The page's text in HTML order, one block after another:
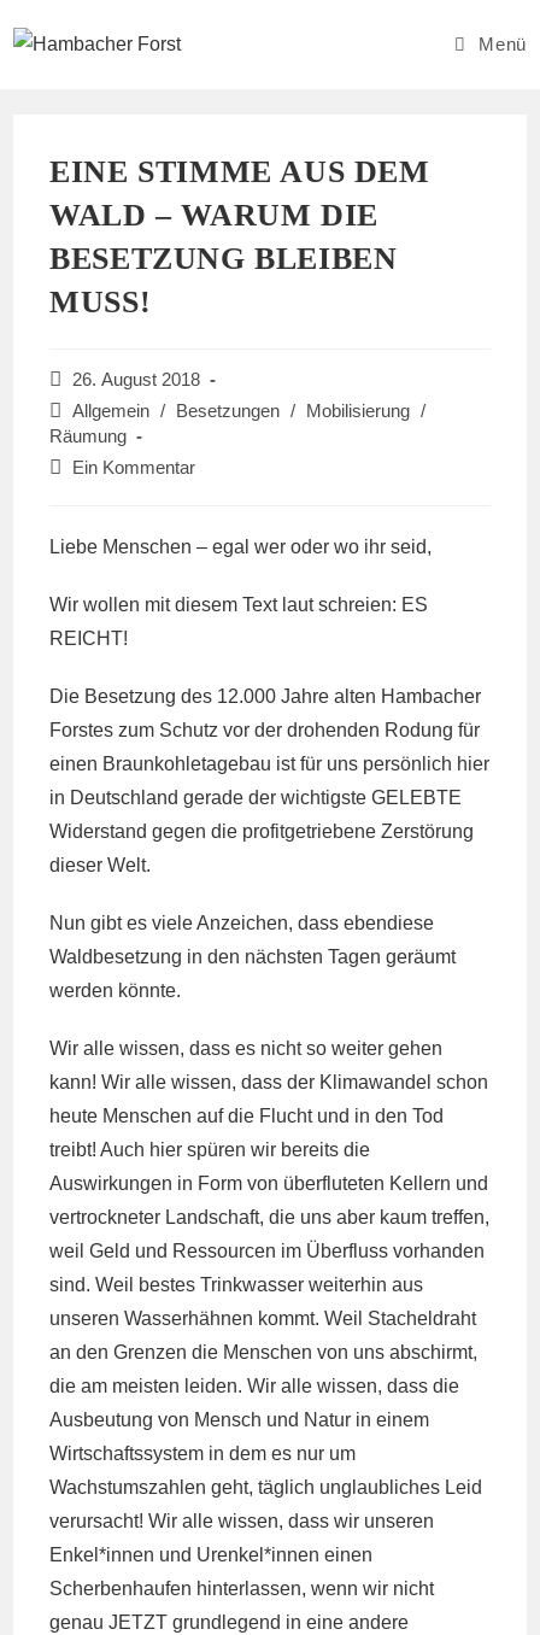
Inhalt
Menü
EINE STIMME AUS DEM
WALD – WARUM DIE
BESETZUNG BLEIBEN
MUSS!
Beitrag
veröffentlicht:
26. August 2018
Beitrags-
Kategorie:
Allgemein / Besetzungen / Mobilisierung /
Räumung
Beitrags-
Ein Kommentar
Liebe Menschen – egal wer oder wo ihr seid,
Wir wollen mit diesem Text laut schreien: ES
REICHT!
Die Besetzung des 12.000 Jahre alten Hambacher
Forstes zum Schutz vor der drohenden Rodung für
einen Braunkohletagebau ist für uns persönlich hier
in Deutschland gerade der wichtigste GELEBTE
Widerstand gegen die profitgetriebene Zerstörung
dieser Welt.
Nun gibt es viele Anzeichen, dass ebendiese
Waldbesetzung in den nächsten Tagen geräumt
werden könnte.
Wir alle wissen, dass es nicht so weiter gehen
kann! Wir alle wissen, dass der Klimawandel schon
heute Menschen auf die Flucht und in den Tod
treibt! Auch hier spüren wir bereits die
Auswirkungen in Form von überfluteten Kellern und
vertrockneter Landschaft, die uns aber kaum treffen,
weil Geld und Ressourcen im Überfluss vorhanden
sind. Weil bestes Trinkwasser weiterhin aus
unseren Wasserhähnen kommt. Weil Stacheldraht
an den Grenzen die Menschen von uns abschirmt,
die am meisten leiden. Wir alle wissen, dass die
Ausbeutung von Mensch und Natur in einem
Wirtschaftssystem in dem es nur um
Wachstumszahlen geht, täglich unglaubliches Leid
verursacht! Wir alle wissen, dass wir unseren
Enkel*innen und Urenkel*innen einen
Scherbenhaufen hinterlassen, wenn wir nicht
genau JETZT grundlegend in eine andere